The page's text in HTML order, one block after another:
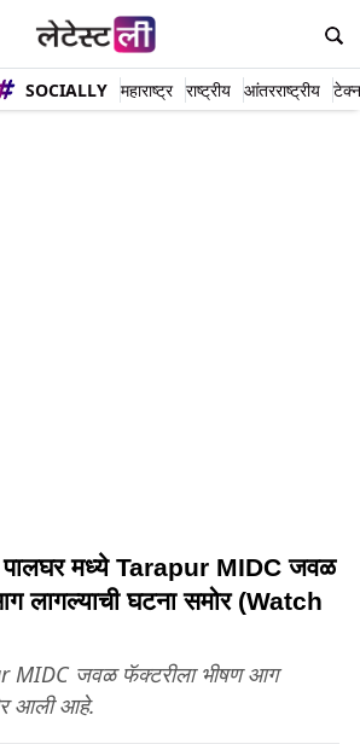
SOCIALLY महाराष्ट्र राष्ट्रीय आंतरराष्ट्रीय
मध्ये Tarapur MIDC जवळ
लागल्याची घटना समोर (Watch
MIDC जवळ फॅक्टरीला भीषण आग
आली आहे.